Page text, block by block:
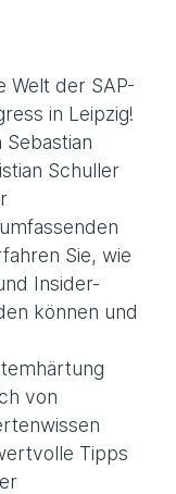
Welt der SAP-
in Leipzig!
Schuller
Sie, wie
Insider-
können und
von
Tipps